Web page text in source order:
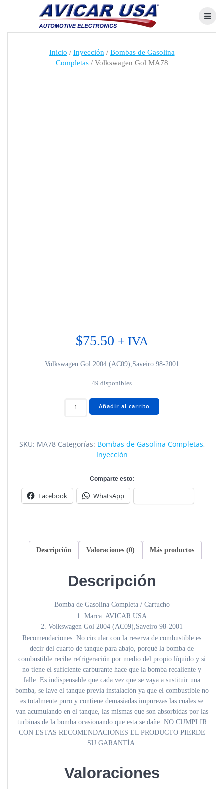
Skip
to
content
Inicio / Inyección / Bombas de Gasolina
Completas/ Volkswagen Gol MA78
$75.50 + IVA
Volkswagen Gol 2004 (AC09),Saveiro 98-2001
49 disponibles
VolkswagenAñadir al carrito
SKU: MA78 Categorías: Bombas de Gasolina Completas,
Inyección
Comparte esto:
Facebook WhatsApp
Descripción Valoraciones (0) Más productos
Descripción
Bomba de Gasolina Completa / Cartucho
1. Marca: AVICAR USA
2. Volkswagen Gol 2004 (AC09),Saveiro 98-2001
Recomendaciones: No circular con la reserva de combustible es
decir del cuarto de tanque para abajo, porqué la bomba de
combustible recibe refrigeración por medio del propio líquido y si
no tiene el suficiente carburante hace que la bomba recaliente y
falle. Es indispensable que cada vez que se vaya a sustituir una
bomba, se lave el tanque previa instalación ya que el combustible no
es totalmente puro y contiene demasiadas impurezas las cuales se
van acumulando en el tanque, las mismas que son absorbidas por las
turbinas de la bomba ocasionando que esta se dañe. NO CUMPLIR
CON ESTAS RECOMENDACIONES EL PRODUCTO PIERDE
SU GARANTÍA.
Valoraciones